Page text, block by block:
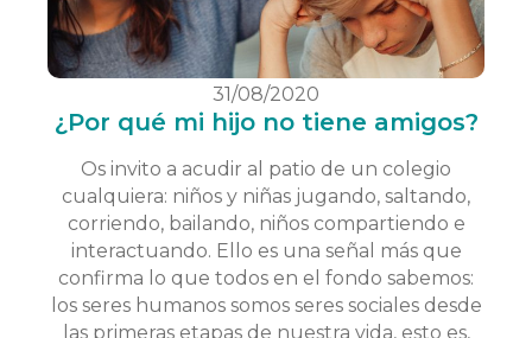
31/08/2020
¿Por qué mi hijo no tiene amigos?
Os invito a acudir al patio de un colegio
cualquiera: niños y niñas jugando, saltando,
corriendo, bailando, niños compartiendo e
interactuando. Ello es una señal más que
confirma lo que todos en el fondo sabemos:
los seres humanos somos seres sociales desde
las primeras etapas de nuestra vida, esto es,